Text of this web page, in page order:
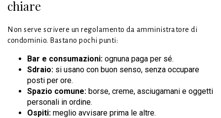
chiare
Non serve scrivere un regolamento da amministratore di
condominio. Bastano pochi punti:
Bar e consumazioni: ognuna paga per sé.
Sdraio: si usano con buon senso, senza occupare
posti per ore.
Spazio comune: borse, creme, asciugamani e oggetti
personali in ordine.
Ospiti: meglio avvisare prima le altre.